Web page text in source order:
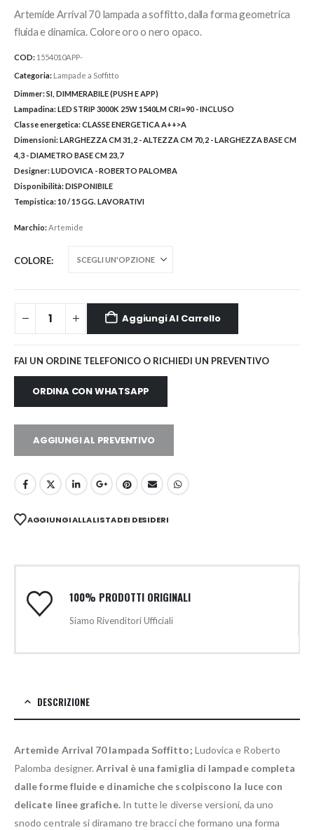
era:
1.275,00€.
è:
1.020,00€.
Artemide Arrival 70 lampada a soffitto, dalla forma geometrica
fluida e dinamica. Colore oro o nero opaco.
COD: 1554010APP-
Categoria: Lampade a Soffitto
Dimmer:SI, DIMMERABILE (PUSH E APP)
Lampadina:LED STRIP 3000K 25W 1540LM CRI=90 - INCLUSO
Classe energetica:CLASSE ENERGETICA A++>A
Dimensioni:LARGHEZZA CM 31,2 - ALTEZZA CM 70,2 - LARGHEZZA BASE CM
4,3 - DIAMETRO BASE CM 23,7
Designer:LUDOVICA - ROBERTO PALOMBA
Disponibilità:DISPONIBILE
Tempistica:10 / 15 GG. LAVORATIVI
Marchio:Artemide
COLORE
Aggiungi Al Carrello
FAI UN ORDINE TELEFONICO O RICHIEDI UN PREVENTIVO
ORDINA CON WHATSAPP
AGGIUNGI AL PREVENTIVO
AGGIUNGI ALLA LISTA DEI DESIDERI
100% PRODOTTI ORIGINALI
Siamo Rivenditori Ufficiali
DESCRIZIONE
Artemide Arrival 70 lampada Soffitto; Ludovica e Roberto
Palomba designer.Arrival è una famiglia di lampade completa
dalle forme fluide e dinamiche che scolpiscono la luce con
delicate linee grafiche.In tutte le diverse versioni, da uno
snodo centrale si diramano tre bracci che formano una forma